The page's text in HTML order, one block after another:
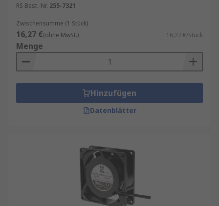
Wärmeabfuhr
Raumbelüftung: Ableitung warmer Luft in
Technikräumen oder Industrieumgebungen
RS Best.-Nr. 255-7321
Zwischensumme (1 Stück)
16,27 €(ohne MwSt.) 16,27 €/Stück
Menge
Hinzufügen
Datenblätter